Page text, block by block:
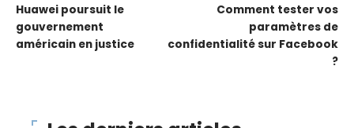
Huawei poursuit le
gouvernement
américain en justice
Comment tester vos
paramètres de
confidentialité sur Facebook
?